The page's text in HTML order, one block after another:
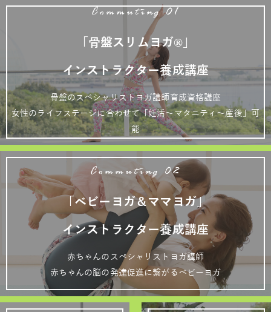
Commuting 01
「骨盤スリムヨガ®」
インストラクター養成講座
骨盤のスペシャリストヨガ講師育成資格講座
女性のライフステージに合わせて「妊活～マタニティ～産後」可
能
Commuting 02
「ベビーヨガ＆ママヨガ」
インストラクター養成講座
赤ちゃんのスペシャリストヨガ講師
赤ちゃんの脳の発達促進に繋がるベビーヨガ